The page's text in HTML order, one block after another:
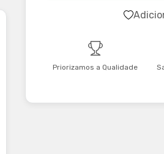
Priorizamos a Qualidade